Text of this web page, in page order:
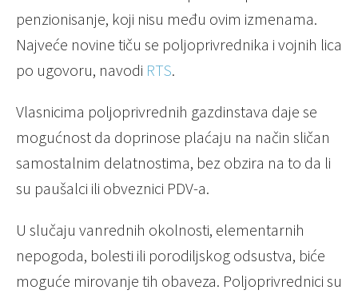
penzionisanje, koji nisu među ovim izmenama.
Najveće novine tiču se poljoprivrednika i vojnih lica
po ugovoru, navodi RTS.
Vlasnicima poljoprivrednih gazdinstava daje se
mogućnost da doprinose plaćaju na način sličan
samostalnim delatnostima, bez obzira na to da li
su paušalci ili obveznici PDV-a.
U slučaju vanrednih okolnosti, elementarnih
nepogoda, bolesti ili porodiljskog odsustva, biće
moguće mirovanje tih obaveza. Poljoprivrednici su